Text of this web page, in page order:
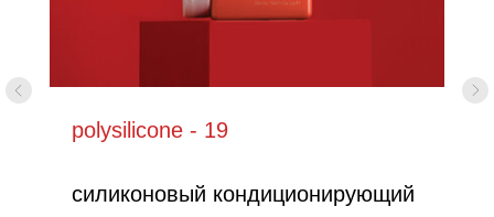
polysilicone - 19
силиконовый кондиционирующий